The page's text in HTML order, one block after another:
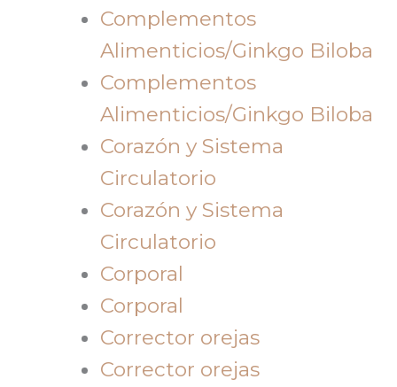
Complementos
Alimenticios/Ginkgo Biloba
Complementos
Alimenticios/Ginkgo Biloba
Corazón y Sistema
Circulatorio
Corazón y Sistema
Circulatorio
Corporal
Corporal
Corrector orejas
Corrector orejas